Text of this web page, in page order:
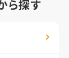
ら探す